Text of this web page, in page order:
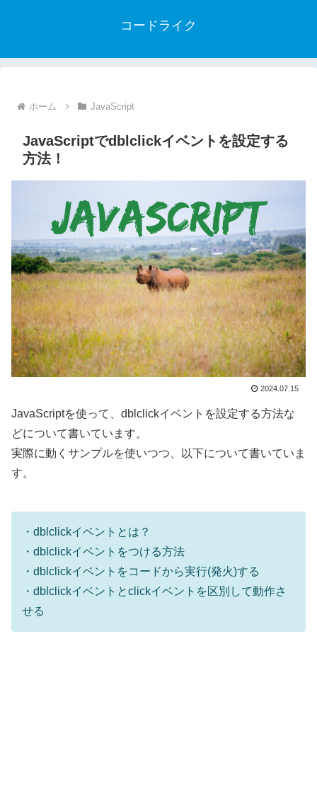
コードライク
ホーム JavaScript
JavaScriptでdblclickイベントを設定する
方法！
2024.07.15
JavaScriptを使って、dblclickイベントを設定する方法な
どについて書いています。
実際に動くサンプルを使いつつ、以下について書いていま
す。
・dblclickイベントとは？
・dblclickイベントをつける方法
・dblclickイベントをコードから実行(発火)する
・dblclickイベントとclickイベントを区別して動作さ
せる